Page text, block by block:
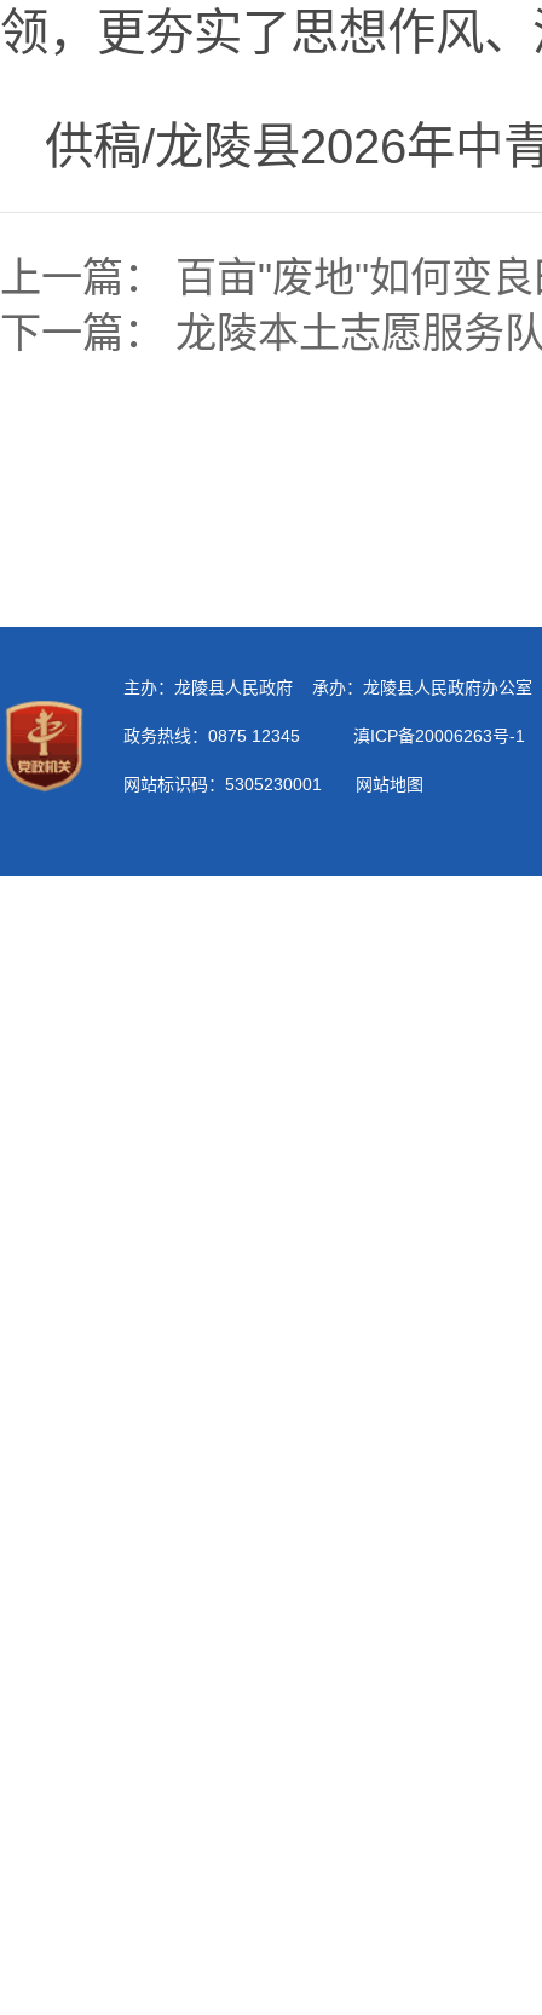
领，更夯实了思想作风
供稿/龙陵县2026年中
上一篇： 百亩"废地"如何变
下一篇： 龙陵本土志愿服务